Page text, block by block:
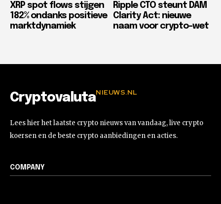
XRP spot flows stijgen
182% ondanks positieve
marktdynamiek
Ripple CTO steunt DAM
Clarity Act: nieuwe
naam voor crypto-wet
CryptovalutaNIEUWS.NL
Lees hier het laatste crypto nieuws van vandaag, live crypto
koersen en de beste crypto aanbiedingen en acties.
COMPANY